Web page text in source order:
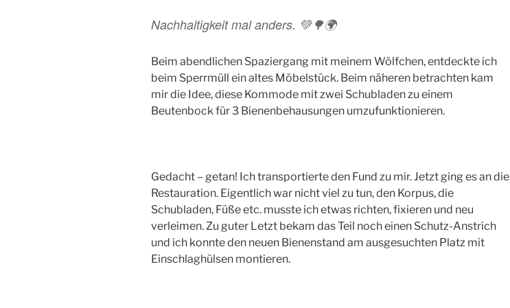
Nachhaltigkeit mal anders. 💚🌳🌍
Beim abendlichen Spaziergang mit meinem Wölfchen, entdeckte ich
beim Sperrmüll ein altes Möbelstück. Beim näheren betrachten kam
mir die Idee, diese Kommode mit zwei Schubladen zu einem
Beutenbock für 3 Bienenbehausungen umzufunktionieren.
Gedacht – getan! Ich transportierte den Fund zu mir. Jetzt ging es an die
Restauration. Eigentlich war nicht viel zu tun, den Korpus, die
Schubladen, Füße etc. musste ich etwas richten, fixieren und neu
verleimen. Zu guter Letzt bekam das Teil noch einen Schutz-Anstrich
und ich konnte den neuen Bienenstand am ausgesuchten Platz mit
Einschlaghülsen montieren.